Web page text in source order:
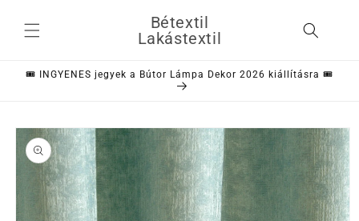
tartalomhoz
Bétextil
Lakástextil
🎟️ INGYENES jegyek a Bútor Lámpa Dekor 2026 kiállításra 🎟️
Kihagyás, és
ugrás a
termékadatokra